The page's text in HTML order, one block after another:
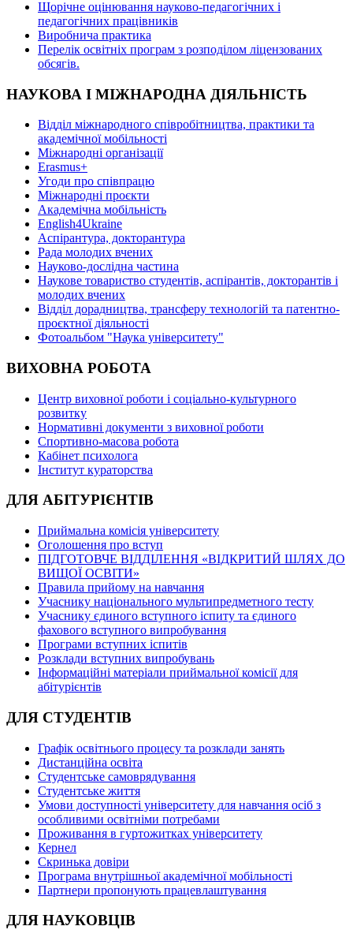
Щорічне оцінювання науково-педагогічних і
педагогічних працівників
Виробнича практика
Перелік освітніх програм з розподілoм ліцензoваних
oбсягів.
НАУКОВА І МІЖНАРОДНА ДІЯЛЬНІСТЬ
Відділ міжнародного співробітництва, практики та
академічної мобільності
Міжнародні організації
Erasmus+
Угоди про співпрацю
Міжнародні проєкти
Академічна мобільність
English4Ukraine
Аспірантура, докторантура
Рада молодих вчених
Науково-дослідна частина
Наукове товариство студентів, аспірантів, докторантів і
молодих вчених
Відділ дорадництва, трансферу технологій та патентно-
проєктної діяльності
Фотоальбом "Наука університету"
ВИХОВНА РОБОТА
Центр виховної роботи і соціально-культурного
розвитку
Нормативні документи з виховної роботи
Спортивно-масова робота
Кабінет психолога
Інститут кураторства
ДЛЯ АБІТУРІЄНТІВ
Приймальна комісія університету
Оголошення про вступ
ПІДГОТОВЧЕ ВІДДІЛЕННЯ «ВІДКРИТИЙ ШЛЯХ ДО
ВИЩОЇ ОСВІТИ»
Правила прийому на навчання
Учаснику національного мультипредметного тесту
Учаснику єдиного вступного іспиту та єдиного
фахового вступного випробування
Програми вступних іспитів
Розклади вступних випробувань
Інформаційні матеріали приймальної комісії для
абітурієнтів
ДЛЯ СТУДЕНТІВ
Графік освітнього процесу та розклади занять
Дистанційна освіта
Студентське самоврядування
Студентське життя
Умови доступності університету для навчання осіб з
особливими освітніми потребами
Проживання в гуртожитках університету
Кернел
Скринька довіри
Програма внутрішньої академічної мобільності
Партнери пропонують працевлаштування
ДЛЯ НАУКОВЦІВ